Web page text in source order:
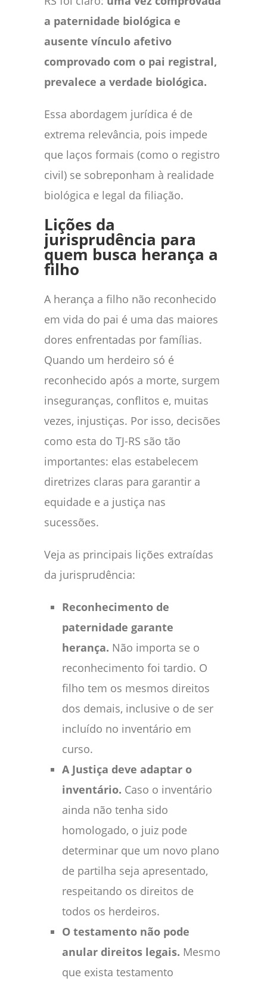
a paternidade biológica e
ausente vínculo afetivo
comprovado com o pai registral,
prevalece a verdade biológica.
Essa abordagem jurídica é de
extrema relevância, pois impede
que laços formais (como o registro
civil) se sobreponham à realidade
biológica e legal da filiação.
Lições da
jurisprudência para
quem busca herança a
filho
A herança a filho não reconhecido
em vida do pai é uma das maiores
dores enfrentadas por famílias.
Quando um herdeiro só é
reconhecido após a morte, surgem
inseguranças, conflitos e, muitas
vezes, injustiças. Por isso, decisões
como esta do TJ-RS são tão
importantes: elas estabelecem
diretrizes claras para garantir a
equidade e a justiça nas
sucessões.
Veja as principais lições extraídas
da jurisprudência:
Reconhecimento de
paternidade garante
herança. Não importa se o
reconhecimento foi tardio. O
filho tem os mesmos direitos
dos demais, inclusive o de ser
incluído no inventário em
curso.
A Justiça deve adaptar o
inventário. Caso o inventário
ainda não tenha sido
homologado, o juiz pode
determinar que um novo plano
de partilha seja apresentado,
respeitando os direitos de
todos os herdeiros.
O testamento não pode
anular direitos legais. Mesmo
que exista testamento